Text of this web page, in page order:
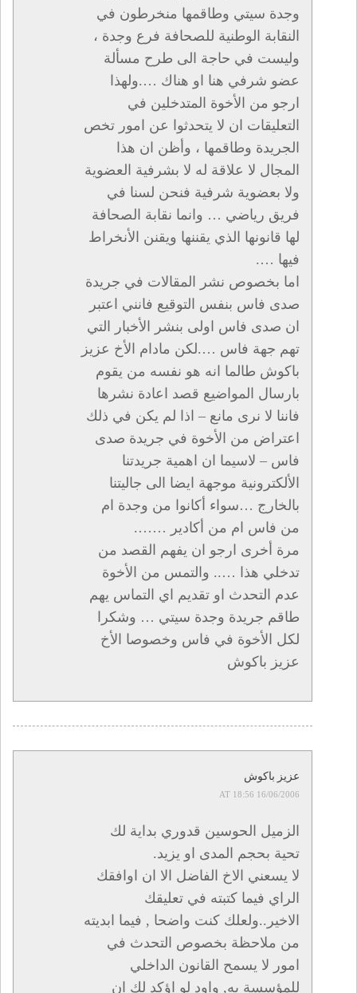
وجدة سيتي وطاقمها منخرطون في
النقابة الوطنية للصحافة فرع وجدة ،
وليست في حاجة الى طرح مسألة
عضو شرفي هنا او هناك ….ولهذا
ارجو من الأخوة المتدخلين في
التعليقات ان لا يتحدثوا عن امور تخص
الجريدة وطاقمها ، وأظن ان هذا
المجال لا علاقة له لا بشرفية العضوية
ولا بعضوية شرفية فنحن لسنا في
فريق رياضي … وانما نقابة الصحافة
لها قانونها الذي يقننها ويقنن الأنخراط
فيها ….
اما بخصوص نشر المقالات في جريدة
صدى فاس بنفس التوقيع فانني اعتبر
ان صدى فاس اولى بنشر الأخبار التي
تهم جهة فاس ….لكن مادام الأخ عزيز
باكوش طالما انه هو نفسه من يقوم
بارسال المواضيع قصد اعادة نشرها
فاننا لا نرى مانع – اذا لم يكن في ذلك
اعتراض من الأخوة في جريدة صدى
فاس – لاسيما ان اهمية جريدتنا
الألكترونية موجهة ايضا الى جاليتنا
بالخارج …سواء أكانوا من وجدة ام
من فاس ام من أكادير …….
مرة أخرى ارجو ان يفهم القصد من
تدخلي هذا ….. والتمس من الأخوة
عدم التحدث او تقديم اي التماس يهم
طاقم جريدة وجدة سيتي … وشكرا
لكل الأخوة في فاس وخصوصا الأخ
عزيز باكوش
عزيز باكوش
16/06/2006 AT 18:56
الزميل الحوسين قدوري بداية لك
تحية بحجم المدى او يزيد.
لا يسعني الاخ الفاضل الا ان اوافقك
الراي فيما كتبته في تعليقك
الاخير..ولعلك كنت واضحا , فيما ابديته
من ملاحظة بخصوص التحدث في
امور لا يسمح القانون الداخلي
للمؤسسة به, واود لو اؤكد لك ان